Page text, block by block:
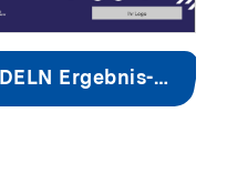
STADTRADELN Ergebnis-Grafik